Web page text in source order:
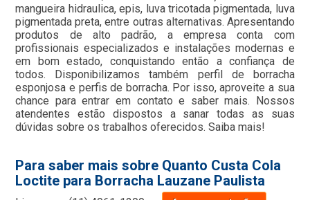
mangueira hidraulica, epis, luva tricotada pigmentada, luva
pigmentada preta, entre outras alternativas. Apresentando
produtos de alto padrão, a empresa conta com
profissionais especializados e instalações modernas e
em bom estado, conquistando então a confiança de
todos. Disponibilizamos também perfil de borracha
esponjosa e perfis de borracha. Por isso, aproveite a sua
chance para entrar em contato e saber mais. Nossos
atendentes estão dispostos a sanar todas as suas
dúvidas sobre os trabalhos oferecidos. Saiba mais!
Para saber mais sobre Quanto Custa Cola
Loctite para Borracha Lauzane Paulista